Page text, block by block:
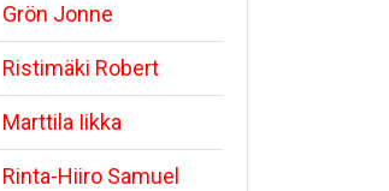
Grön Jonne
Ristimäki Robert
Marttila Iikka
Rinta-Hiiro Samuel